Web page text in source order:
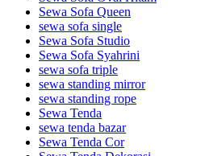
Sewa Sofa Queen
sewa sofa single
Sewa Sofa Studio
Sewa Sofa Syahrini
sewa sofa triple
sewa standing mirror
sewa standing rope
Sewa Tenda
sewa tenda bazar
Sewa Tenda Cor